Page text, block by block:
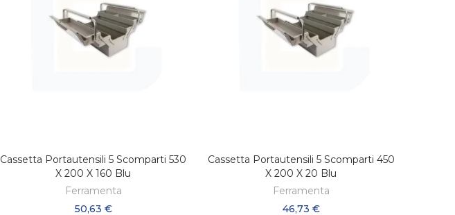
AGGIUNGI AL CARRELLO
Cassetta Portautensili 5 Scomparti 530
X 200 X 160 Blu
Ferramenta
50,63 €
AGGIUNGI AL CARRELLO
Cassetta Portautensili 5 Scomparti 450
X 200 X 20 Blu
Ferramenta
46,73 €